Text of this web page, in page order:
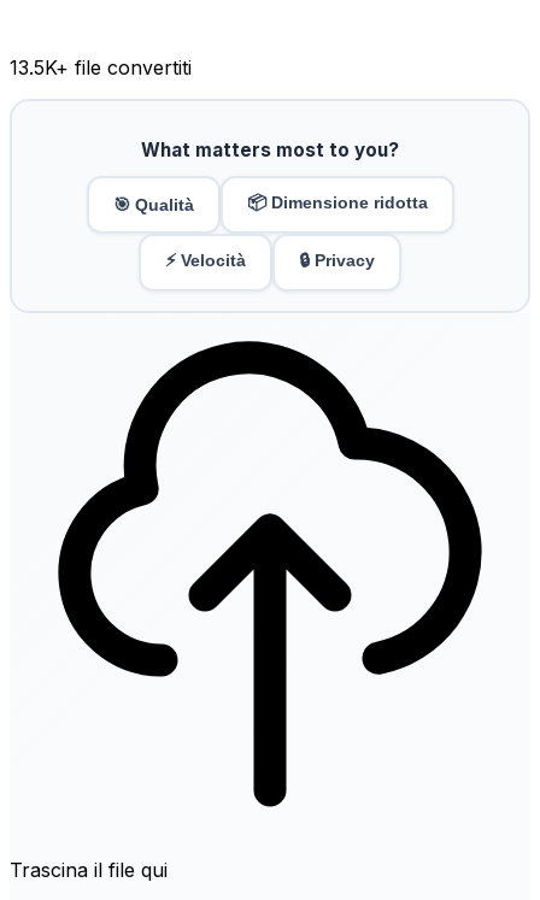
13.5K+ file convertiti
What matters most to you?
🎯 Qualità 📦 Dimensione ridotta
⚡ Velocità 🔒 Privacy
Trascina il file qui